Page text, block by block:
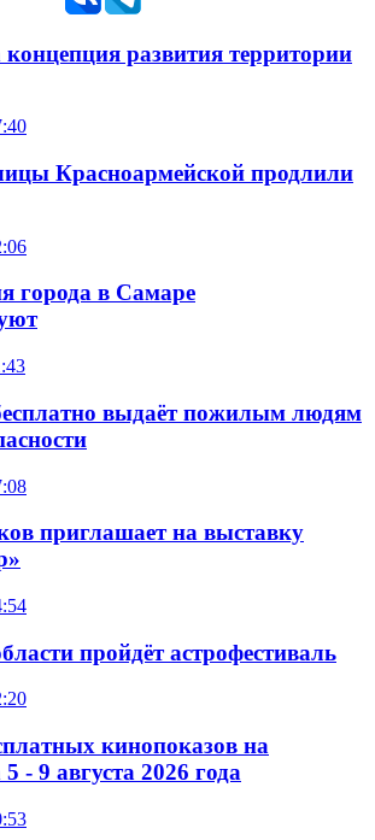
развития территории
Красноармейской продлили
города в Самаре
выдаёт пожилым людям
приглашает на выставку
пройдёт астрофестиваль
кинопоказов на
- 9 августа 2026 года